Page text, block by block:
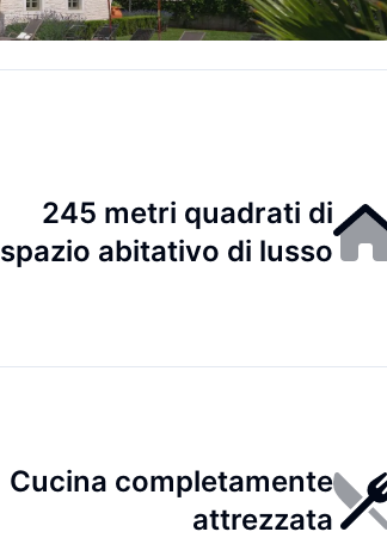
245 metri quadrati di
spazio abitativo di lusso
Cucina completamente
attrezzata